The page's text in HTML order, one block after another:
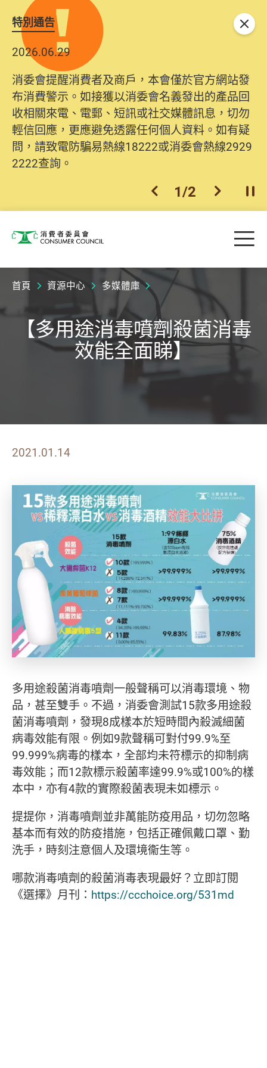
特別通告
2026.06.29
消委會提醒消費者及商戶，本會僅於官方網站發
布消費警示。如接獲以消委會名義發出的產品回
收相關來電、電郵、短訊或社交媒體訊息，切勿
輕信回應，更應避免透露任何個人資料。如有疑
問，請致電防騙易熱線18222或消委會熱線2929
2222查詢。
上一個
1/2 下一個開
關閉
消費者委員會 目
首頁 資源中心 多媒體庫
【多用途消毒噴劑殺菌消毒
效能全面睇】
2021.01.14
多用途殺菌消毒噴劑一般聲稱可以消毒環境、物
品，甚至雙手。不過，消委會測試15款多用途殺
菌消毒噴劑，發現8成樣本於短時間內殺滅細菌
病毒效能有限。例如9款聲稱可對付99.9%至
99.999%病毒的樣本，全部均未符標示的抑制病
毒效能；而12款標示殺菌率達99.9%或100%的樣
本中，亦有4款的實際殺菌表現未如標示。
提提你，消毒噴劑並非萬能防疫用品，切勿忽略
基本而有效的防疫措施，包括正確佩戴口罩、勤
洗手，時刻注意個人及環境衞生等。
哪款消毒噴劑的殺菌消毒表現最好？立即訂閱
《選擇》月刊： https://ccchoice.org/531md